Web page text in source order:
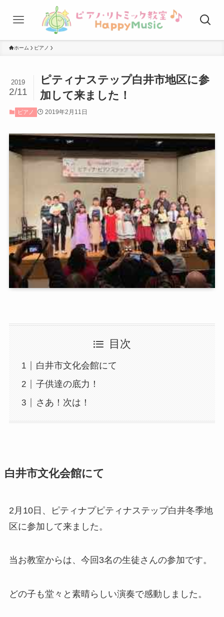
ホーム ピアノ
ピティナステップ白井市地区に参
加して来ました！
2019
2/11
ピアノ 2019年2月11日
目次
白井市文化会館にて
子供達の底力！
さあ！次は！
白井市文化会館にて
2月10日、ピティナプピティナステップ白井冬季地
区に参加して来ました。
当お教室からは、今回3名の生徒さんの参加です。
どの子も堂々と素晴らしい演奏で感動しました。